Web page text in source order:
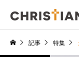
記事 特集